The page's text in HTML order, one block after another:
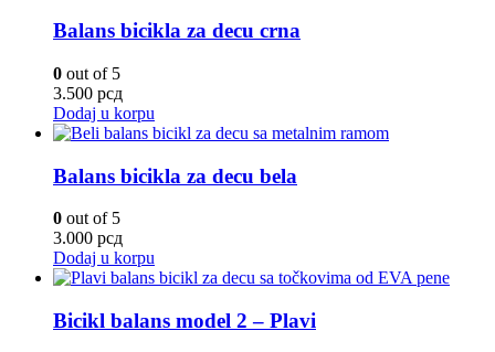
Balans bicikla za decu crna
0 out of 5
3.500 рсд
Dodaj u korpu
Balans bicikla za decu bela
0 out of 5
3.000 рсд
Dodaj u korpu
Bicikl balans model 2 – Plavi